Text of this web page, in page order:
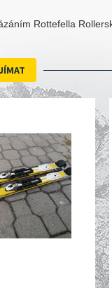
Rottefella